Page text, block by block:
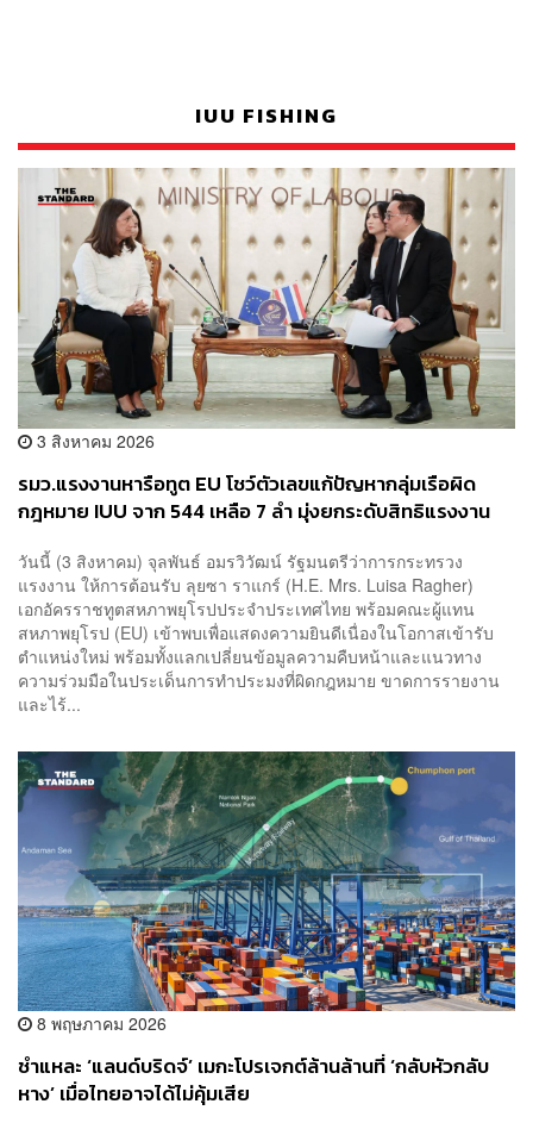
IUU FISHING
3 สิงหาคม 2026
รมว.แรงงานหารือทูต EU โชว์ตัวเลขแก้ปัญหากลุ่มเรือผิด
กฎหมาย IUU จาก 544 เหลือ 7 ลำ มุ่งยกระดับสิทธิแรงงาน
วันนี้ (3 สิงหาคม) จุลพันธ์ อมรวิวัฒน์ รัฐมนตรีว่าการกระทรวง
แรงงาน ให้การต้อนรับ ลุยซา ราแกร์ (H.E. Mrs. Luisa Ragher)
เอกอัครราชทูตสหภาพยุโรปประจำประเทศไทย พร้อมคณะผู้แทน
สหภาพยุโรป (EU) เข้าพบเพื่อแสดงความยินดีเนื่องในโอกาสเข้ารับ
ตำแหน่งใหม่ พร้อมทั้งแลกเปลี่ยนข้อมูลความคืบหน้าและแนวทาง
ความร่วมมือในประเด็นการทำประมงที่ผิดกฎหมาย ขาดการรายงาน
และไร้...
8 พฤษภาคม 2026
ชำแหละ ‘แลนด์บริดจ์’ เมกะโปรเจกต์ล้านล้านที่ ‘กลับหัวกลับ
หาง’ เมื่อไทยอาจได้ไม่คุ้มเสีย